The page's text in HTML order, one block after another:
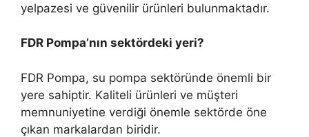
yelpazesi ve güvenilir ürünleri bulunmaktadır.
FDR Pompa’nın sektördeki yeri?
FDR Pompa, su pompa sektöründe önemli bir
yere sahiptir. Kaliteli ürünleri ve müşteri
memnuniyetine verdiği önemle sektörde öne
çıkan markalardan biridir.